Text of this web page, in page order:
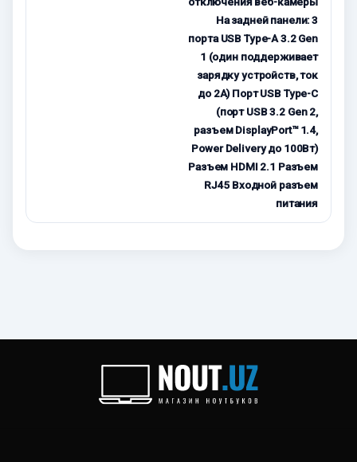
На задней панели: 3
порта USB Type-А 3.2 Gen
1 (один поддерживает
зарядку устройств, ток
до 2А) Порт USB Type-C
(порт USB 3.2 Gen 2,
разъем DisplayPort™ 1.4,
Power Delivery до 100Вт)
Разъем HDMI 2.1 Разъем
RJ45 Входной разъем
питания